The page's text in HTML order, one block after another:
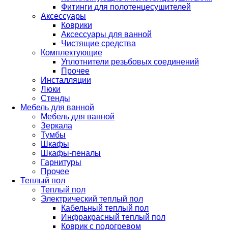
Фитинги для полотенцесушителей
Аксессуары
Коврики
Аксессуары для ванной
Чистящие средства
Комплектующие
Уплотнители резьбовых соединений
Прочее
Инсталляции
Люки
Стенды
Мебель для ванной
Мебель для ванной
Зеркала
Тумбы
Шкафы
Шкафы-пеналы
Гарнитуры
Прочее
Теплый пол
Теплый пол
Электрический теплый пол
Кабельный теплый пол
Инфракрасный теплый пол
Коврик с подогревом